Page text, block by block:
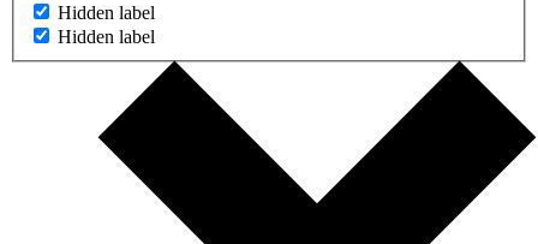
Hidden label
Hidden label